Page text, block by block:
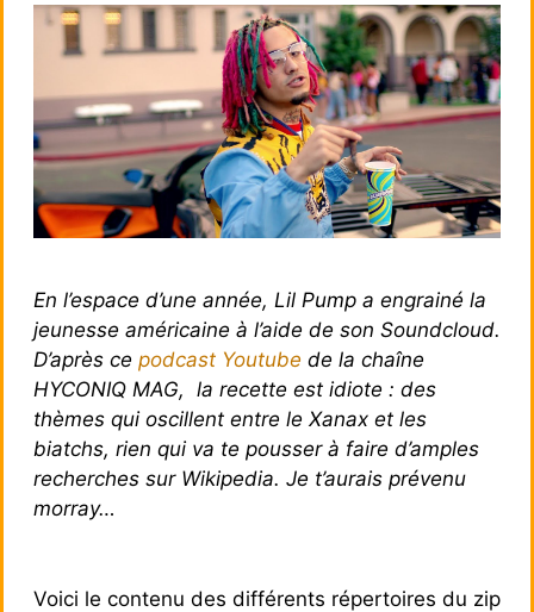
En l’espace d’une année, Lil Pump a engrainé la
jeunesse américaine à l’aide de son Soundcloud.
D’après ce podcast Youtube de la chaîne
HYCONIQ MAG, la recette est idiote : des
thèmes qui oscillent entre le Xanax et les
biatchs, rien qui va te pousser à faire d’amples
recherches sur Wikipedia. Je t’aurais prévenu
morray…
Voici le contenu des différents répertoires du zip